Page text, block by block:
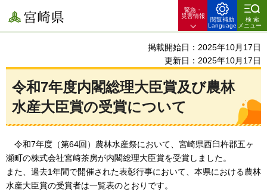
宮崎県
緊急・
災害情報
閲覧補助
Language
検索
メニュー
掲載開始日：2025年10月17日
更新日：2025年10月17日
令和7年度内閣総理大臣賞及び農林
水産大臣賞の受賞について
令和7年度（第64回）農林水産祭において、宮崎県西臼杵郡五ヶ
瀬町の株式会社宮﨑茶房が内閣総理大臣賞を受賞しました。
また、過去1年間で開催された表彰行事において、本県における農林
水産大臣賞の受賞者は一覧表のとおりです。